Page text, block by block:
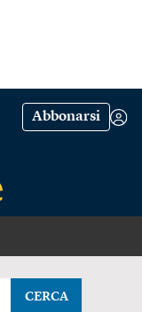
Abbonarsi
CERCA